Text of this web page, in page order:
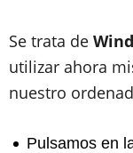
Se trata de
utilizar ahora
nuestro
Pulsamos en